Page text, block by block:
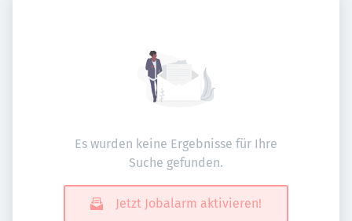
Es wurden keine Ergebnisse für Ihre
Suche gefunden.
Jetzt Jobalarm aktivieren!